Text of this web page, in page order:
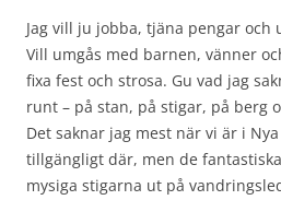
Jag vill ju jobba, tjäna pengar och
Vill umgås med barnen, vänner
fixa fest och strosa. Gu vad jag
runt – på stan, på stigar, på berg
Det saknar jag mest när vi är i
tillgängligt där, men de
mysiga stigarna ut på